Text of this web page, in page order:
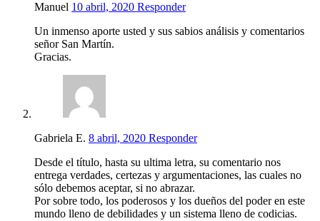
Manuel 10 abril, 2020 Responder
Un inmenso aporte usted y sus sabios análisis y comentarios
señor San Martín.
Gracias.
Gabriela E. 8 abril, 2020 Responder
Desde el título, hasta su ultima letra, su comentario nos
entrega verdades, certezas y argumentaciones, las cuales no
sólo debemos aceptar, si no abrazar.
Por sobre todo, los poderosos y los dueños del poder en este
mundo lleno de debilidades y un sistema lleno de codicias.